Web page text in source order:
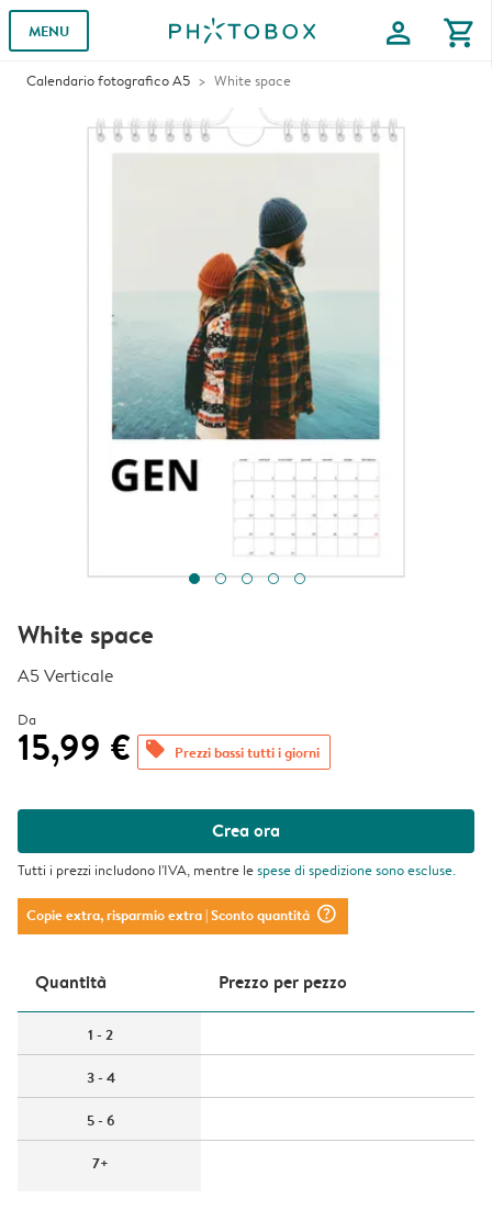
MENU profile shopping_cart
Calendario fotografico A5 White space
White space
A5 Verticale
Da
15,99 € offers Prezzi bassi tutti i giorni
Crea ora
Tutti i prezzi includono l'IVA, mentre lespese di spedizionesono escluse.
Copie extra, risparmio extra| Sconto quantità question_mark_circle
Quantità Prezzo per pezzo
1 - 2
3 - 4
5 - 6
7+